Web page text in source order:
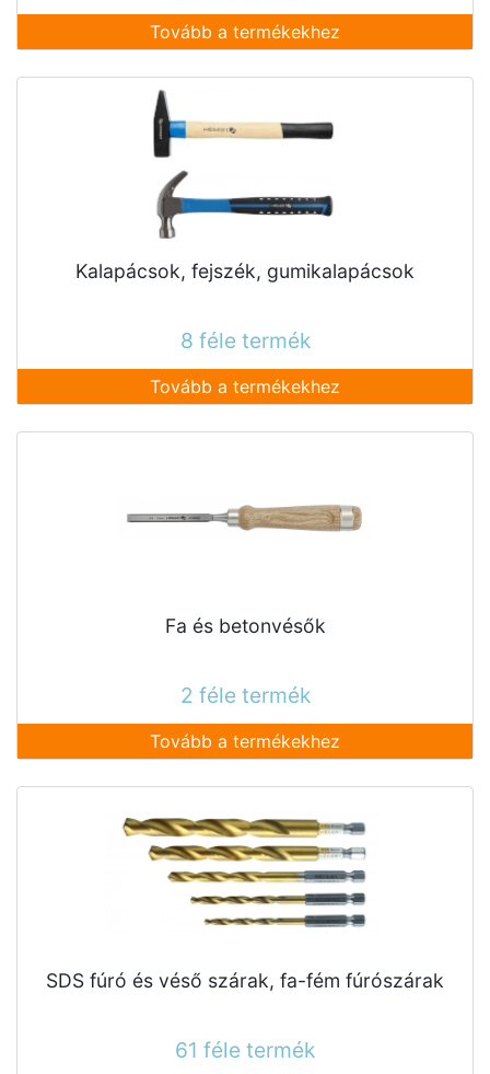
Tovább a termékekhez
Kalapácsok, fejszék, gumikalapácsok
8 féle termék
Tovább a termékekhez
Fa és betonvésők
2 féle termék
Tovább a termékekhez
SDS fúró és véső szárak, fa-fém fúrószárak
61 féle termék